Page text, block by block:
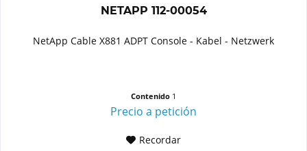
NETAPP 112-00054
NetApp Cable X881 ADPT Console - Kabel - Netzwerk
Contenido 1
Precio a petición
Recordar